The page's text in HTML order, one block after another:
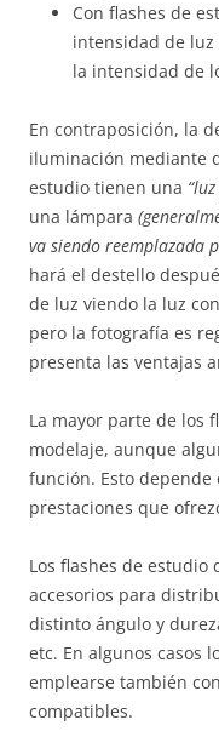
Con flashes de
intensidad de
la intensidad de
En contraposición, la
iluminación mediante
estudio tienen una
una lámpara
va siendo reemplazada
hará el destello
de luz viendo la luz
pero la fotografía es
presenta las ventajas
La mayor parte de los
modelaje, aunque
función. Esto
prestaciones que
Los flashes de
accesorios para
distinto ángulo y
etc. En algunos casos
emplearse también
compatibles.